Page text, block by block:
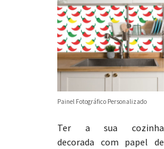
Painel Fotográfico Personalizado
Ter a sua cozinha
decorada com papel de